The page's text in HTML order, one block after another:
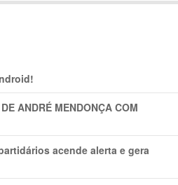
ANDRÉ MENDONÇA COM
acende alerta e gera